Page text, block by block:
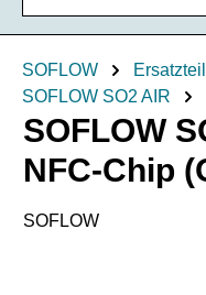
SOFLOW
SOFLOW SO2 AIR
SOFLOW
NFC-Chip
SOFLOW